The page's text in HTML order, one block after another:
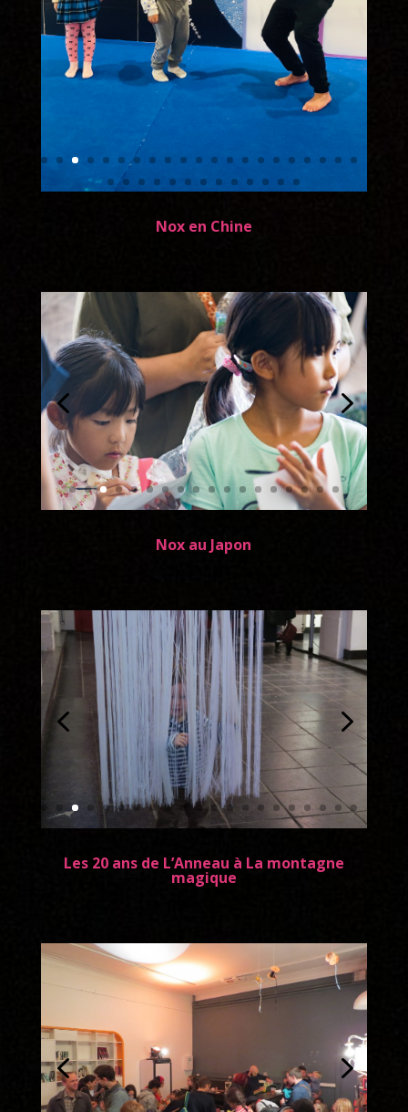
Nox en Chine
Nox au Japon
Les 20 ans de L’Anneau à La montagne
magique